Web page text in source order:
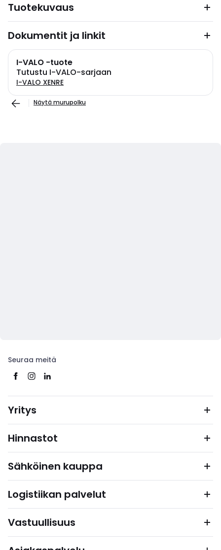
Tuotekuvaus
Dokumentit ja linkit
I-VALO -tuote
Tutustu I-VALO-sarjaan
I-VALO XENRE
Näytä murupolku
Seuraa meitä
Yritys
Hinnastot
Sähköinen kauppa
Logistiikan palvelut
Vastuullisuus